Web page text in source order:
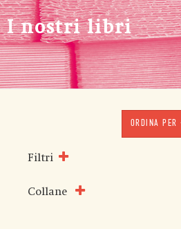
I nostri libri
ORDINA PER
Filtri
Collane